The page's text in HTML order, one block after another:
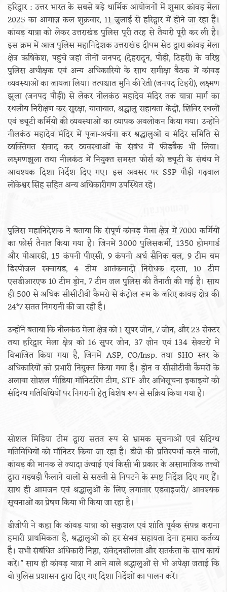
हरिद्वार : उत्तर भारत के सबसे बड़े धार्मिक आयोजनों में शुमार कांवड़ मेला
2025 का आगाज़ कल शुक्रवार, 11 जुलाई से हरिद्वार में होने जा रहा है।
कांवड़ यात्रा को लेकर उत्तराखंड पुलिस पूरी तरह से तैयारी पूरी कर ली है।
इस क्रम में आज पुलिस महानिदेशक उत्तराखंड दीपम सेठ द्वारा कांवड़ मेला
क्षेत्र ऋषिकेश, पहुंचे जहां तीनों जनपद (देहरादून, पौड़ी, टिहरी) के वरिष्ठ
पुलिस अधीक्षक एवं अन्य अधिकारियो के साथ समीक्षा बैठक में कांवड़
व्यवस्थाओं का जायजा लिया। तत्पश्चात मुनि की रेती (जनपद टिहरी), लक्ष्मण
झूला (जनपद पौड़ी) से लेकर नीलकंठ महादेव मंदिर तक यात्रा मार्ग का
स्थलीय निरीक्षण कर सुरक्षा, यातायात, श्रद्धालु सहायता केंद्रों, शिविर स्थलों
एवं ड्यूटी कर्मियों की व्यवस्थाओं का व्यापक अवलोकन किया गया। उन्होंने
नीलकंठ महादेव मंदिर में पूजा-अर्चना कर श्रद्धालुओं व मंदिर समिति से
व्यक्तिगत संवाद कर व्यवस्थाओं के संबंध में फीडबैक भी लिया।
लक्ष्मणझूला तथा नीलकंठ में नियुक्त समस्त फोर्स को ड्यूटी के संबंध में
आवश्यक दिशा निर्देश दिए गए। इस अवसर पर SSP पौड़ी गढ़वाल
लोकेश्वर सिंह सहित अन्य अधिकारीगण उपस्थित रहे।
पुलिस महानिदेशक ने बताया कि संपूर्ण कांवड़ मेला क्षेत्र में 7000 कर्मियों
का फोर्स तैनात किया गया है। जिनमें 3000 पुलिसकर्मी, 1350 होमगार्ड
और पीआरडी, 15 कंपनी पीएसी, 9 कंपनी अर्ध सैनिक बल, 9 टीम बम
डिस्पोजल स्क्वायड, 4 टीम आतंकवादी निरोधक दस्ता, 10 टीम
एसडीआरएफ 10 टीम ड्रोन, 7 टीम जल पुलिस की तैनाती की गई है। साथ
ही 500 से अधिक सीसीटीवी कैमरो से कंट्रोल रूम के जरिए कावड़ क्षेत्र की
24*7 सतत निगरानी की जा रही है।
उन्होंने बताया कि नीलकंठ मेला क्षेत्र को 1 सुपर जोन, 7 जोन, और 23 सेक्टर
तथा हरिद्वार मेला क्षेत्र को 16 सुपर जोन, 37 ज़ोन एवं 134 सेक्टरों में
विभाजित किया गया है, जिनमें ASP, CO/Insp. तथा SHO स्तर के
अधिकारियों को प्रभारी नियुक्त किया गया है। ड्रोन व सीसीटीवी कैमरों के
अलावा सोशल मीडिया मॉनिटरिंग टीम, STF और अभिसूचना इकाइयों को
संदिग्ध गतिविधियों पर निगरानी हेतु विशेष रूप से सक्रिय किया गया है।
सोशल मिडिया टीम द्वारा सतत रूप से भ्रामक सूचनाओं एवं संदिग्ध
गतिविधियों को मॉनिटर किया जा रहा है। डीजे की प्रतिस्पर्धा करने वालों,
कांवड़ की मानक से ज्यादा ऊंचाई एवं किसी भी प्रकार के असामाजिक तत्त्वों
द्वारा गड़बड़ी फैलाने वालों से सख्ती से निपटने के स्पष्ट निर्देश दिए गए हैं।
साथ ही आमजन एवं श्रद्धालुओं के लिए लगातार एडवाइजरी/ आवश्यक
सूचनाओं का प्रेषण किया भी किया जा रहा है।
डीजीपी ने कहा कि कांवड़ यात्रा को सकुशल एवं शांति पूर्वक संपन्न कराना
हमारी प्राथमिकता है, श्रद्धालुओं को हर संभव सहायता देना हमारा कर्तव्य
है। सभी संबंधित अधिकारी निष्ठा, संवेदनशीलता और सतर्कता के साथ कार्य
करें।” साथ ही कांवड़ यात्रा में आने वाले श्रद्धालुओं से भी अपेक्षा जताई कि
वो पुलिस प्रशासन द्वारा दिए गए दिशा निर्देशों का पालन करें।